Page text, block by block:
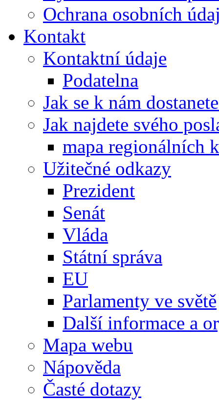
Ochrana osobních
Kontakt
Kontaktní údaje
Podatelna
Jak se k nám
Jak najdete svého
mapa regionálních
Užitečné odkazy
Prezident
Senát
Vláda
Státní správa
EU
Parlamenty ve světě
Další informace a
Mapa webu
Nápověda
Časté dotazy